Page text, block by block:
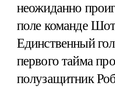
неожиданно
поле команде
Единственный
первого тайма
полузащитник